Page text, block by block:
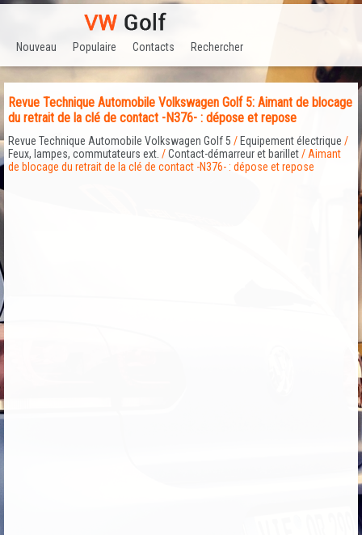
Nouveau Populaire Contacts Rechercher
Revue Technique Automobile Volkswagen Golf 5: Aimant de blocage
du retrait de la clé de contact -N376- : dépose et repose
Revue Technique Automobile Volkswagen Golf 5 / Equipement électrique /
Feux, lampes, commutateurs ext. /Contact-démarreur et barillet/ Aimant
de blocage du retrait de la clé de contact -N376- : dépose et repose